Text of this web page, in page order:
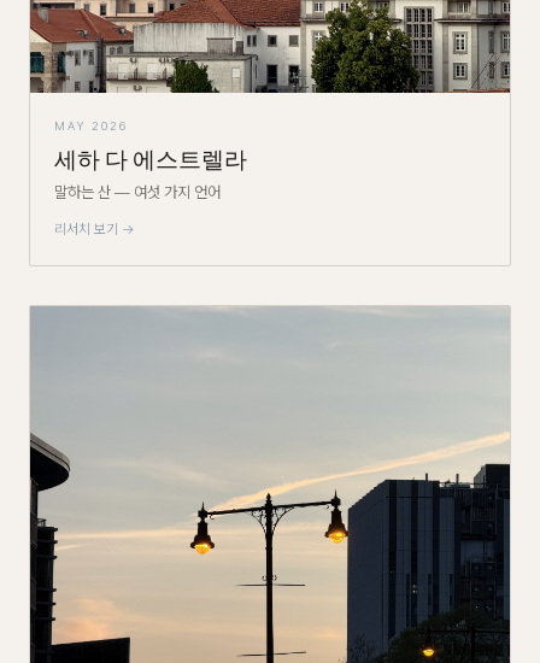
MAY 2026
세하 다 에스트렐라
말하는 산 — 여섯 가지 언어
리서치 보기 →